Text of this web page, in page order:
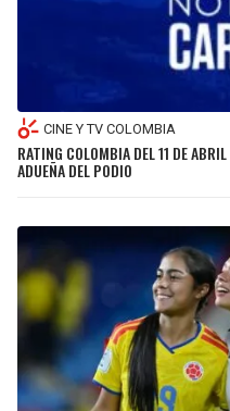
CINE Y TV COLOMBIA
RATING COLOMBIA DEL 11 DE
ADUEÑA DEL PODIO